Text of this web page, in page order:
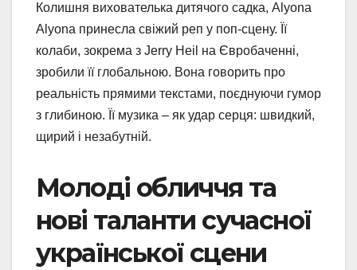
Колишня вихователька дитячого садка, Alyona
Alyona принесла свіжий реп у поп-сцену. Її
колаби, зокрема з Jerry Heil на Євробаченні,
зробили її глобальною. Вона говорить про
реальність прямими текстами, поєднуючи гумор
з глибиною. Її музика – як удар серця: швидкий,
щирий і незабутній.
Молоді обличчя та
нові таланти сучасної
української сцени